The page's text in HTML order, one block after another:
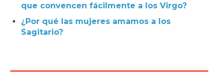
que convencen fácilmente a los Virgo?
¿Por qué las mujeres amamos a los
Sagitario?